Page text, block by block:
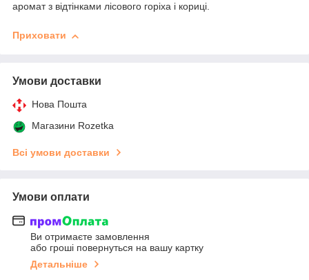
аромат з відтінками лісового горіха і кориці.
Приховати
Умови доставки
Нова Пошта
Магазини Rozetka
Всі умови доставки
Умови оплати
Ви отримаєте замовлення
або гроші повернуться на вашу картку
Детальніше